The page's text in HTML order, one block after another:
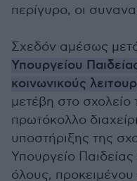
περίγυρο, οι
Σχεδόν αμέσως
Υπουργείου
κοινωνικούς
μετέβη στο
πρωτόκολλο
υποστήριξης της
Υπουργείο
όλους, προκειμένου